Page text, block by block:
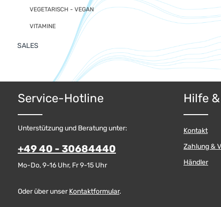
VEGETARISCH - VEGAN
VITAMINE
SALES
Service-Hotline
Unterstützung und Beratung unter:
+49 40 - 30684440
Mo-Do, 9-16 Uhr, Fr 9-15 Uhr
Oder über unserKontaktformular.
Hilfe
Kontakt
Zahlung &
Händler